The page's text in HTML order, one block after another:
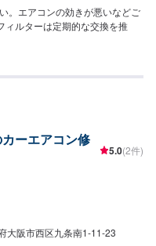
。エアコンの効きが悪いなどご
ィルターは定期的な交換を推
ーエアコン修
5.0(2件)
大阪市西区九条南1-11-23